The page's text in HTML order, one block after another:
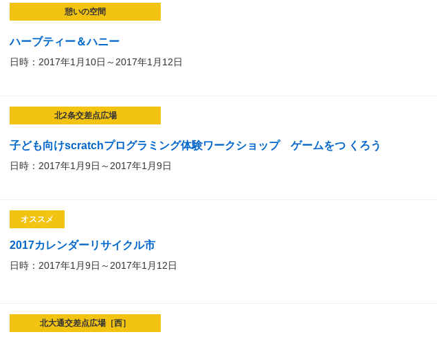
憩いの空間
ハーブティー＆ハニー
日時：2017年1月10日～2017年1月12日
北2条交差点広場
子ども向けscratchプログラミング体験ワークショップ ゲームをつ くろう
日時：2017年1月9日～2017年1月9日
オススメ
2017カレンダーリサイクル市
日時：2017年1月9日～2017年1月12日
北大通交差点広場［西］